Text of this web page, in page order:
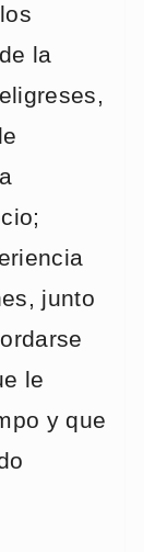
la
junto
le
y que